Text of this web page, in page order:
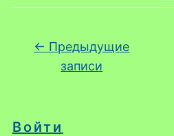
Войти
Навигация по записям
← Предыдущие
записи